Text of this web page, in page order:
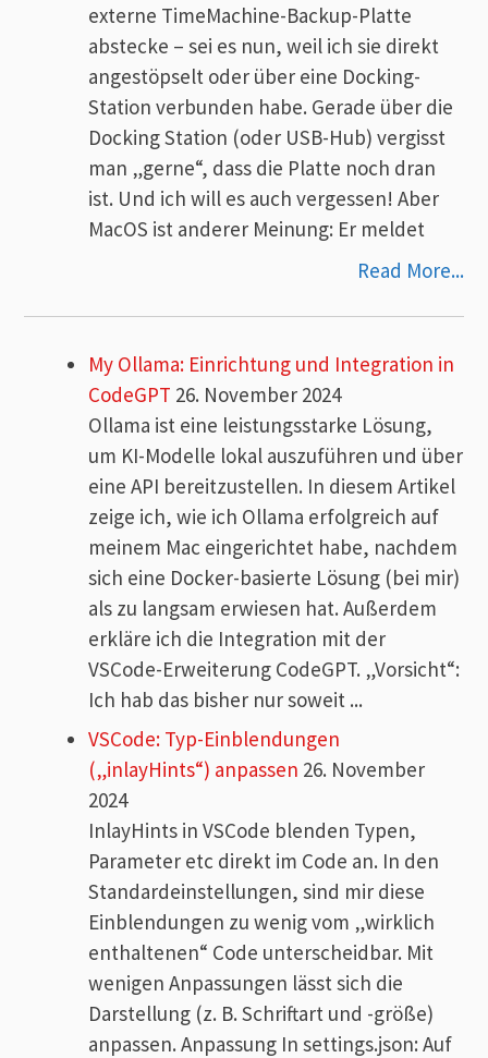
externe TimeMachine-Backup-Platte
abstecke – sei es nun, weil ich sie direkt
angestöpselt oder über eine Docking-
Station verbunden habe. Gerade über die
Docking Station (oder USB-Hub) vergisst
man „gerne“, dass die Platte noch dran
ist. Und ich will es auch vergessen! Aber
MacOS ist anderer Meinung: Er meldet
Read More...
My Ollama: Einrichtung und Integration in
CodeGPT 26. November 2024
Ollama ist eine leistungsstarke Lösung,
um KI-Modelle lokal auszuführen und über
eine API bereitzustellen. In diesem Artikel
zeige ich, wie ich Ollama erfolgreich auf
meinem Mac eingerichtet habe, nachdem
sich eine Docker-basierte Lösung (bei mir)
als zu langsam erwiesen hat. Außerdem
erkläre ich die Integration mit der
VSCode-Erweiterung CodeGPT. „Vorsicht“:
Ich hab das bisher nur soweit ...
VSCode: Typ-Einblendungen
(„inlayHints“) anpassen 26. November
2024
InlayHints in VSCode blenden Typen,
Parameter etc direkt im Code an. In den
Standardeinstellungen, sind mir diese
Einblendungen zu wenig vom „wirklich
enthaltenen“ Code unterscheidbar. Mit
wenigen Anpassungen lässt sich die
Darstellung (z. B. Schriftart und -größe)
anpassen. Anpassung In settings.json: Auf